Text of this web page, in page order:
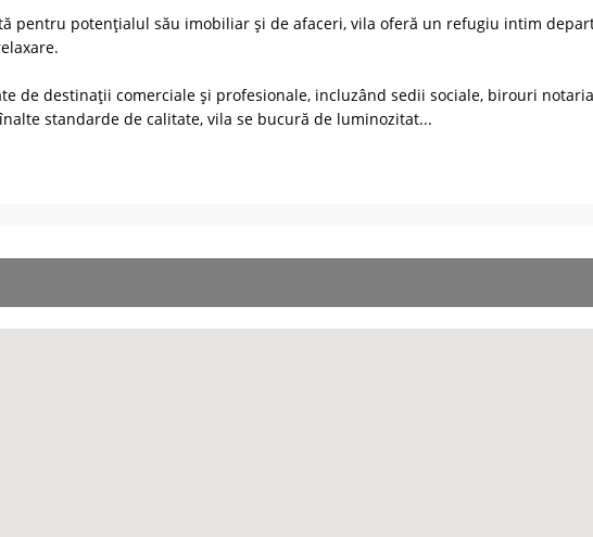
pentru potențialul său imobiliar și de afaceri, vila oferă un refugiu intim
de destinații comerciale și profesionale, incluzând sedii sociale, birouri
standarde de calitate, vila se bucură de luminozitat...